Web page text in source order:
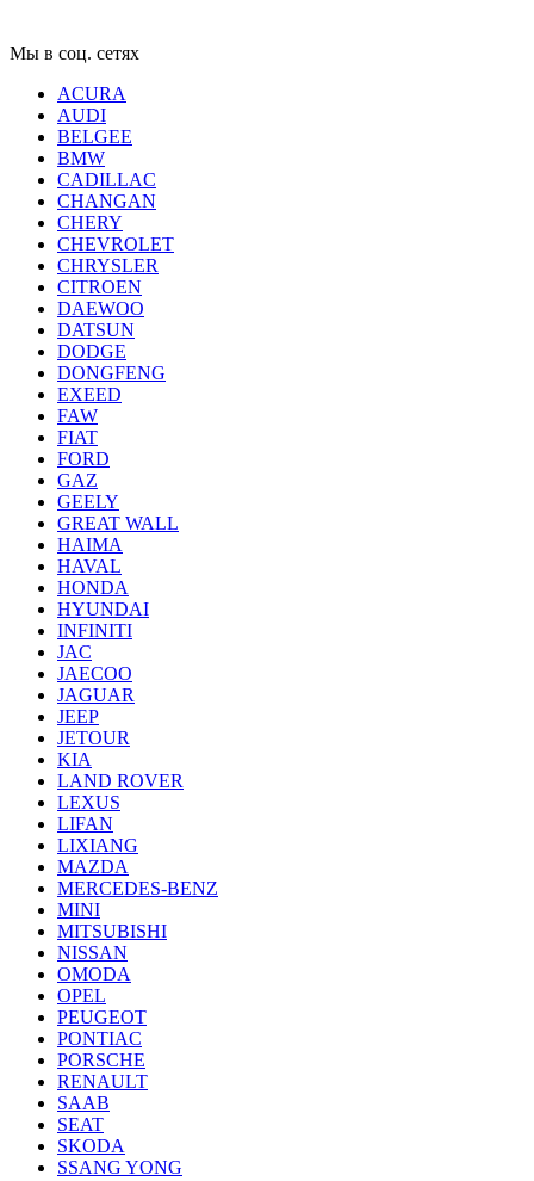
Мы в соц. сетях
ACURA
AUDI
BELGEE
BMW
CADILLAC
CHANGAN
CHERY
CHEVROLET
CHRYSLER
CITROEN
DAEWOO
DATSUN
DODGE
DONGFENG
EXEED
FAW
FIAT
FORD
GAZ
GEELY
GREAT WALL
HAIMA
HAVAL
HONDA
HYUNDAI
INFINITI
JAC
JAECOO
JAGUAR
JEEP
JETOUR
KIA
LAND ROVER
LEXUS
LIFAN
LIXIANG
MAZDA
MERCEDES-BENZ
MINI
MITSUBISHI
NISSAN
OMODA
OPEL
PEUGEOT
PONTIAC
PORSCHE
RENAULT
SAAB
SEAT
SKODA
SSANG YONG